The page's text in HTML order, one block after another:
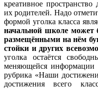
креативное пространство
их родителей. Надо
формой уголка класса
начальной школе может
размещёнными на нём
стойки и других
уголка остаётся
меняющейся информации
рубрика «Наши
достижения всего